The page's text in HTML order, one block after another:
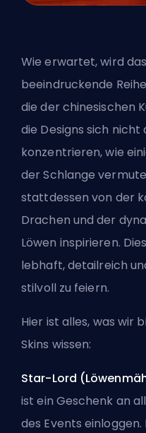
Wie erwartet, wird
beeindruckende
die der chinesischen
die Designs sich nicht
konzentrieren, wie
der Schlange
stattdessen von der
Drachen und der
Löwen inspirieren.
lebhaft, detailreich
stilvoll zu feiern.
Hier ist alles, was wir
Skins wissen:
Star-Lord
ist ein Geschenk an
des Events einloggen.